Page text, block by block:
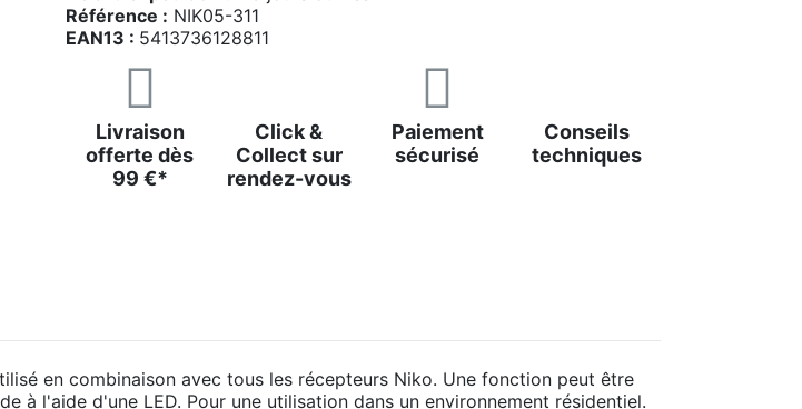
Référence : NIK05-311
EAN13 : 5413736128811
Livraison
offerte dès
99 €*
Click &
Collect sur
rendez-vous
Paiement
sécurisé
Conseils
techniques
en combinaison avec tous les récepteurs Niko. Une fonction peut être
à l'aide d'une LED. Pour une utilisation dans un environnement résidentiel.